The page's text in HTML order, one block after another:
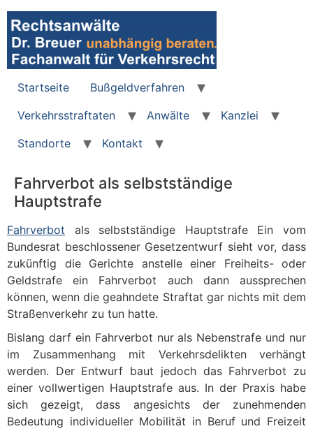
Zum
Inhalt
wechseln
Startseite
Bußgeldverfahren
Verkehrsstraftaten
Anwälte
Kanzlei
Standorte
Kontakt
Fahrverbot als selbstständige
Hauptstrafe
Fahrverbot als selbstständige Hauptstrafe Ein vom
Bundesrat beschlossener Gesetzentwurf sieht vor, dass
zukünftig die Gerichte anstelle einer Freiheits- oder
Geldstrafe ein Fahrverbot auch dann aussprechen
können, wenn die geahndete Straftat gar nichts mit dem
Straßenverkehr zu tun hatte.
Bislang darf ein Fahrverbot nur als Nebenstrafe und nur
im Zusammenhang mit Verkehrsdelikten verhängt
werden. Der Entwurf baut jedoch das Fahrverbot zu
einer vollwertigen Hauptstrafe aus. In der Praxis habe
sich gezeigt, dass angesichts der zunehmenden
Bedeutung individueller Mobilität in Beruf und Freizeit